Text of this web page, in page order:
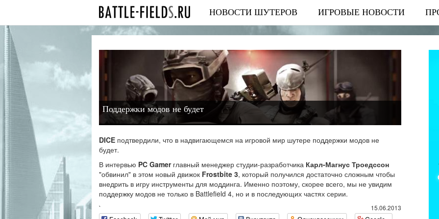
НОВОСТИ ШУТЕРОВ ИГРОВЫЕ НОВОСТИ
Поддержки модов не будет
DICE подтвердили, что в надвигающемся на игровой мир шутере поддержки модов не
будет.
В интервью PC Gamerглавный менеджер студии-разработчика Карл-Магнус Троедссон
"обвинил" в этом новый движок Frostbite 3, который получился достаточно сложным чтобы
внедрить в игру инструменты для моддинга. Именно поэтому, скорее всего, мы не увидим
поддержку модов не только в Battlefield 4, но и в последующих частях серии.
15.06.2013
`